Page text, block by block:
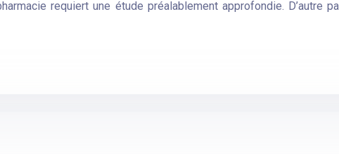
requiert une étude préalablement approfondie. D’autre